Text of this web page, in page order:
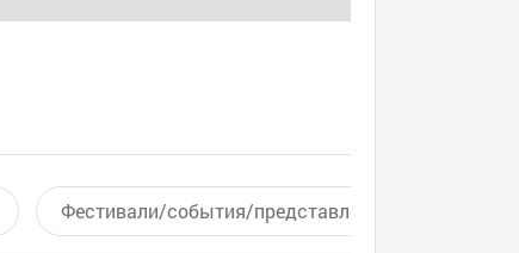
Фестивали/события/представления